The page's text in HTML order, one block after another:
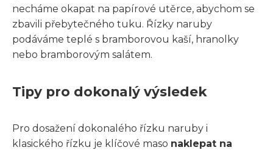
necháme okapat na papírové utěrce, abychom se
zbavili přebytečného tuku. Řízky naruby
podáváme teplé s bramborovou kaší, hranolky
nebo bramborovým salátem.
Tipy pro dokonalý výsledek
Pro dosažení dokonalého řízku naruby i
klasického řízku je klíčové maso naklepat na